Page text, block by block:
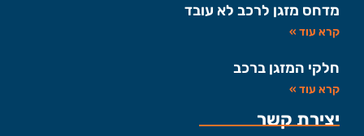
מדחס מזגן לרכב לא עובד
קרא עוד »
חלקי המזגן ברכב
קרא עוד »
יצירת קשר